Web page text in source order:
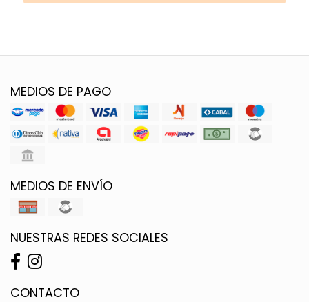
MEDIOS DE PAGO
MEDIOS DE ENVÍO
NUESTRAS REDES SOCIALES
CONTACTO